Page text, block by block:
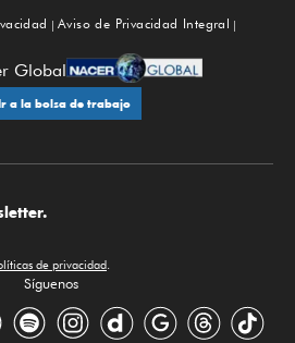
Aviso de Privacidad Integral
Global
Ir a la bolsa de trabajo
de privacidad.
Síguenos